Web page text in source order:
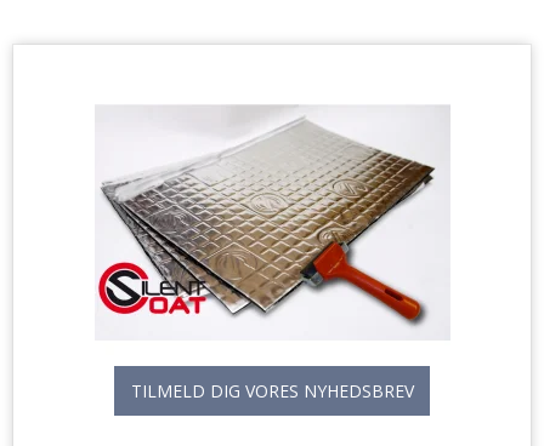
TILMELD DIG VORES NYHEDSBREV